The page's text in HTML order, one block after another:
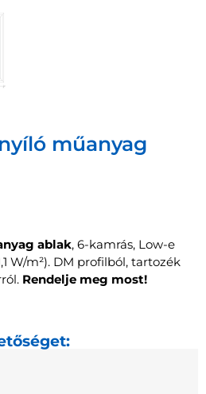
műanyag
ablak, 6-kamrás, Low-e
W/m²). DM profilból, tartozék
Rendelje meg most!